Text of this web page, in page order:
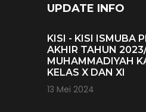
UPDATE INFO
KISI - KISI ISMUBA
AKHIR TAHUN
MUHAMMADIYAH
KELAS X DAN XI
13 Mei 2024